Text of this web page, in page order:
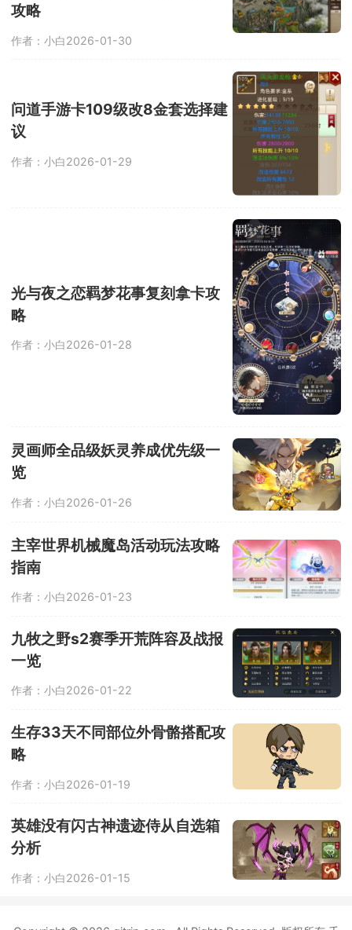
攻略
作者：小白2026-01-30
问道手游卡109级改8金套选择建
议
作者：小白2026-01-29
光与夜之恋羁梦花事复刻拿卡攻
略
作者：小白2026-01-28
灵画师全品级妖灵养成优先级一
览
作者：小白2026-01-26
主宰世界机械魔岛活动玩法攻略
指南
作者：小白2026-01-23
九牧之野s2赛季开荒阵容及战报
一览
作者：小白2026-01-22
生存33天不同部位外骨骼搭配攻
略
作者：小白2026-01-19
英雄没有闪古神遗迹侍从自选箱
分析
作者：小白2026-01-15